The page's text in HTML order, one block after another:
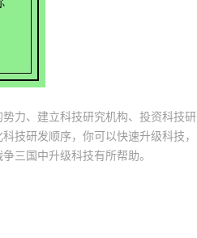
力、建立科技研究机构、投资科技研
技研发顺序，你可以快速升级科技，
三国中升级科技有所帮助。